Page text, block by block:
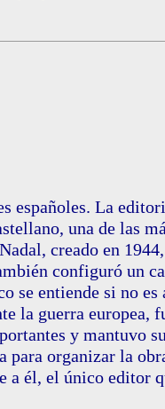
españoles. La
una de las
creado en
configuró un
se entiende si no
la guerra europea,
y mantuvo
organizar la
a él, el único editor